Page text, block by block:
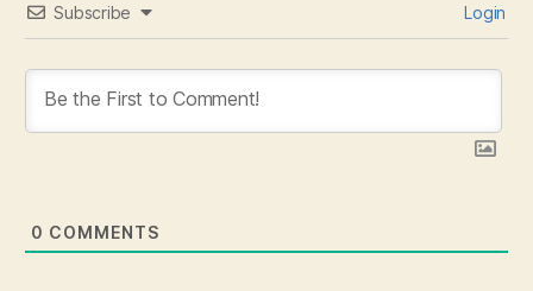
Subscribe Login
0 COMMENTS